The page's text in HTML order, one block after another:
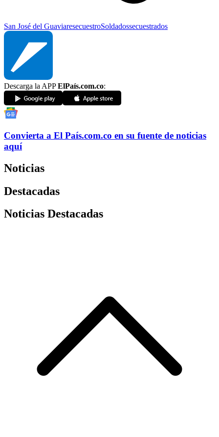
San José del GuaviaresecuestroSoldadossecuestrados
Descarga la APPElPaís.com.co:
Convierta a El País.com.co en su fuente de noticias
aquí
Noticias
Destacadas
Noticias Destacadas